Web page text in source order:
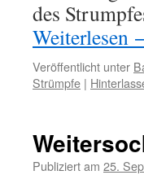
des
Weiterlesen
Veröffentlicht unter
Strümpfe |
Publiziert am 25.